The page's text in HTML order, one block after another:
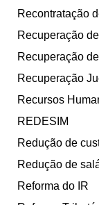
Recontratação
Recuperação
Recuperação
Recuperação
Recursos
REDESIM
Redução de
Redução de
Reforma do IR